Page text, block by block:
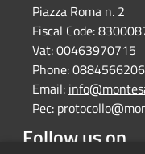
Piazza Roma n. 2
Fiscal Code:
Vat:00463970715
Phone:0884566206
Email:
Pec:
Follow us on